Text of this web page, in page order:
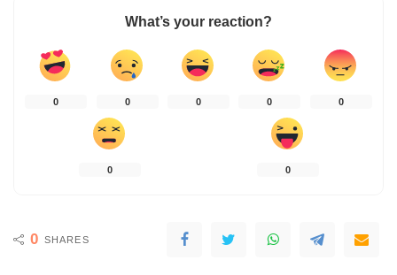
What’s your reaction?
0 0 0 0 0
0 0
0 SHARES